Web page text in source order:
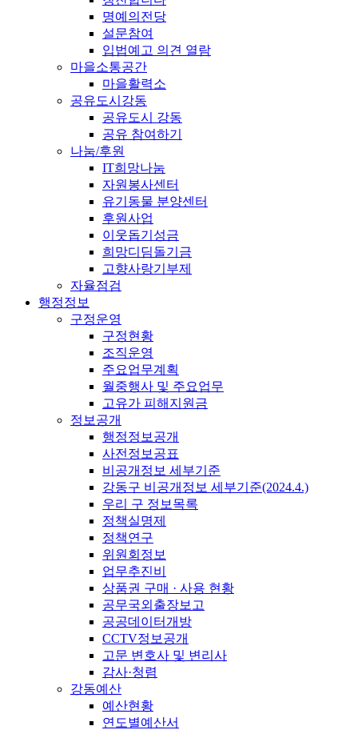
명예의전당
설문참여
입법예고 의견 열람
마을소통공간
마을활력소
공유도시강동
공유도시 강동
공유 참여하기
나눔/후원
IT희망나눔
자원봉사센터
유기동물 분양센터
후원사업
이웃돕기성금
희망디딤돌기금
고향사랑기부제
자율점검
행정정보
구정운영
구정현황
조직운영
주요업무계획
월중행사 및 주요업무
고유가 피해지원금
정보공개
행정정보공개
사전정보공표
비공개정보 세부기준
강동구 비공개정보 세부기준(2024.4.)
우리 구 정보목록
정책실명제
정책연구
위원회정보
업무추진비
상품권 구매 · 사용 현황
공무국외출장보고
공공데이터개방
CCTV정보공개
고문 변호사 및 변리사
감사·청렴
강동예산
예산현황
연도별예산서